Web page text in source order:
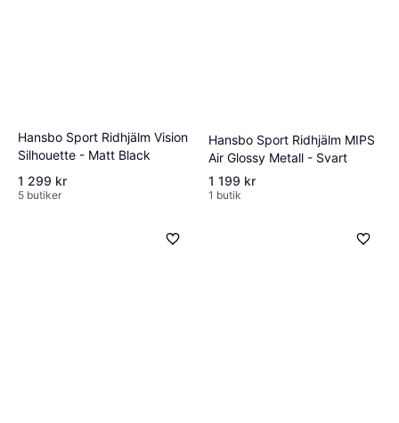
Hansbo Sport Ridhjälm Vision
Silhouette - Matt Black
1 299 kr
5 butiker
Hansbo Sport Ridhjälm MIPS
Air Glossy Metall - Svart
1 199 kr
1 butik